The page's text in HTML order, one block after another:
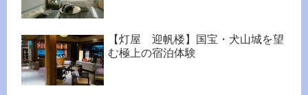
【灯屋 迎帆楼】国宝・犬山城を望
む極上の宿泊体験